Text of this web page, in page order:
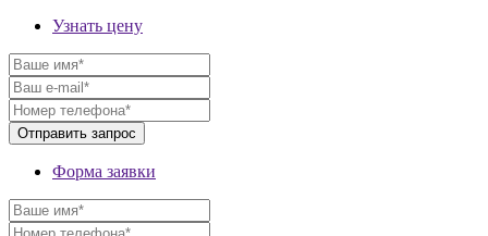
Узнать цену
Форма заявки